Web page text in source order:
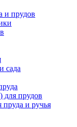
и прудов
сада
для прудов
пруда и ручья